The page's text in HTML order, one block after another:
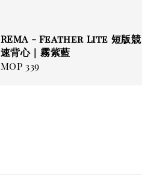
REMA - Feather Lite 短版競
速背心｜霧紫藍
Regular
MOP 339